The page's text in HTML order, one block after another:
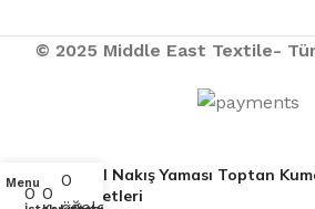
© 2025 Middle East Textile-
Özel Nakış Yaması Toptan
Rozetleri
Menu
0 0
0